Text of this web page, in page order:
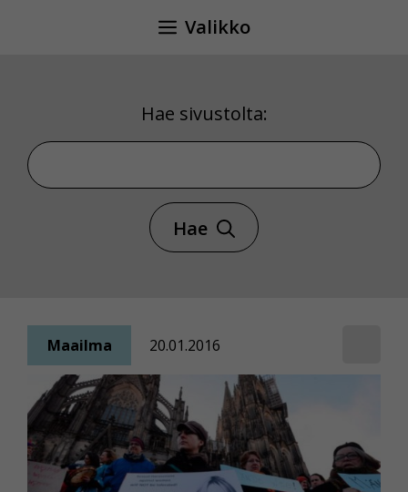
Valikko
Hae sivustolta:
Hae sivustolta
Hae
Maailma 20.01.2016